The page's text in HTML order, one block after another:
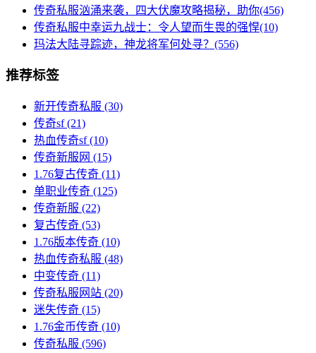
传奇私服汹涌来袭，四大伏魔攻略揭秘，助你(456)
传奇私服中幸运九战士：令人望而生畏的强悍(10)
玛法大陆寻踪迹，神龙将军何处寻？(556)
推荐标签
新开传奇私服 (30)
传奇sf(21)
热血传奇sf(10)
传奇新服网 (15)
1.76复古传奇 (11)
单职业传奇 (125)
传奇新服 (22)
复古传奇 (53)
1.76版本传奇 (10)
热血传奇私服 (48)
中变传奇 (11)
传奇私服网站 (20)
迷失传奇 (15)
1.76金币传奇 (10)
传奇私服 (596)